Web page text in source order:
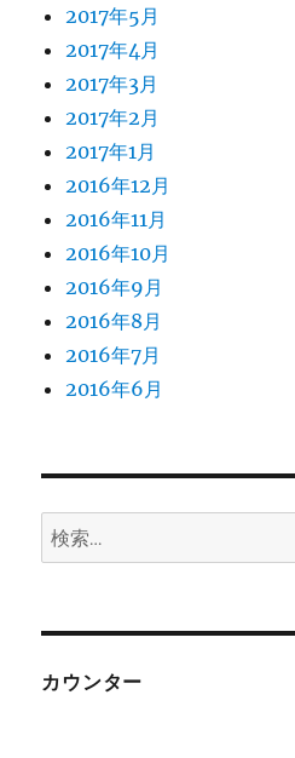
2017年5月
2017年4月
2017年3月
2017年2月
2017年1月
2016年12月
2016年11月
2016年10月
2016年9月
2016年8月
2016年7月
2016年6月
検
索:
カウンター